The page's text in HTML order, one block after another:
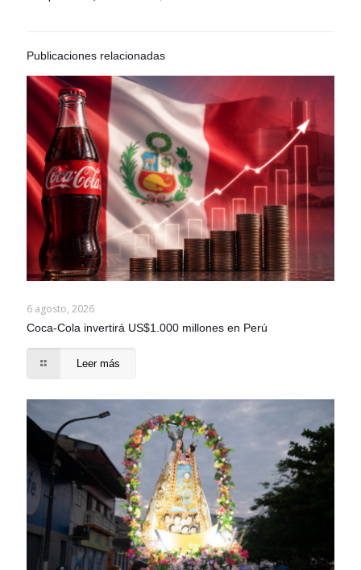
Publicaciones relacionadas
6 agosto, 2026
Coca-Cola invertirá US$1.000 millones en Perú
Leer más